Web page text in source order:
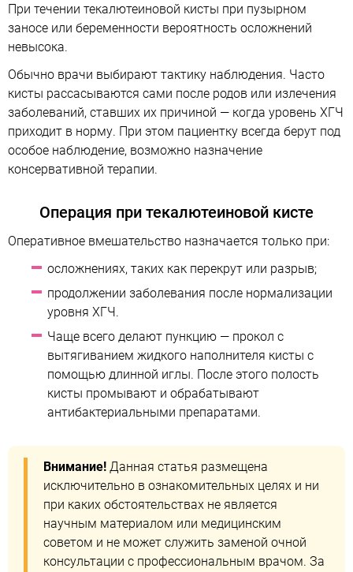
При течении текалютеиновой кисты при пузырном
заносе или беременности вероятность осложнений
невысока.
Обычно врачи выбирают тактику наблюдения. Часто
кисты рассасываются сами после родов или излечения
заболеваний, ставших их причиной — когда уровень ХГЧ
приходит в норму. При этом пациентку всегда берут под
особое наблюдение, возможно назначение
консервативной терапии.
Операция при текалютеиновой кисте
Оперативное вмешательство назначается только при:
осложнениях, таких как перекрут или разрыв;
продолжении заболевания после нормализации
уровня ХГЧ.
Чаще всего делают пункцию — прокол с
вытягиванием жидкого наполнителя кисты с
помощью длинной иглы. После этого полость
кисты промывают и обрабатывают
антибактериальными препаратами.
Внимание! Данная статья размещена
исключительно в ознакомительных целях и ни
при каких обстоятельствах не является
научным материалом или медицинским
советом и не может служить заменой очной
консультации с профессиональным врачом. За